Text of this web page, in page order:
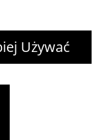
Używać